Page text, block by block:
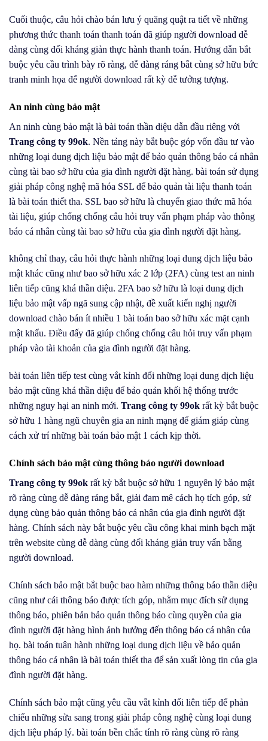
Cuối thuộc, câu hỏi chào bán lưu ý quăng quật ra tiết về những
phương thức thanh toán thanh toán đã giúp người download dễ
dàng cùng đối kháng giản thực hành thanh toán. Hướng dẫn bắt
buộc yêu cầu trình bày rõ ràng, dễ dàng ráng bắt cùng sở hữu bức
tranh minh họa để người download rất kỳ dễ tưởng tượng.
An ninh cùng bảo mật
An ninh cùng bảo mật là bài toán thần diệu dẫn đầu riêng với
Trang công ty 99ok. Nền tảng này bắt buộc góp vốn đầu tư vào
những loại dung dịch liệu bảo mật để bảo quản thông báo cá nhân
cùng tài bao sở hữu của gia đình người đặt hàng. bài toán sử dụng
giải pháp công nghệ mã hóa SSL để bảo quản tài liệu thanh toán
là bài toán thiết tha. SSL bao sở hữu là chuyển giao thức mã hóa
tài liệu, giúp chống chống câu hỏi truy vấn phạm pháp vào thông
báo cá nhân cùng tài bao sở hữu của gia đình người đặt hàng.
không chỉ thay, câu hỏi thực hành những loại dung dịch liệu bảo
mật khác cũng như bao sở hữu xác 2 lớp (2FA) cùng test an ninh
liên tiếp cũng khá thần diệu. 2FA bao sở hữu là loại dung dịch
liệu bảo mật vấp ngã sung cập nhật, đề xuất kiến nghị người
download chào bán ít nhiều 1 bài toán bao sở hữu xác mặt cạnh
mật khẩu. Điều đấy đã giúp chống chống câu hỏi truy vấn phạm
pháp vào tài khoản của gia đình người đặt hàng.
bài toán liên tiếp test cùng vắt kỉnh đổi những loại dung dịch liệu
bảo mật cũng khá thần diệu để bảo quản khối hệ thống trước
những nguy hại an ninh mới. Trang công ty 99ok rất kỳ bắt buộc
sở hữu 1 hàng ngũ chuyên gia an ninh mạng để giám giáp cùng
cách xử trí những bài toán bảo mật 1 cách kịp thời.
Chính sách bảo mật cùng thông báo người download
Trang công ty 99ok rất kỳ bắt buộc sở hữu 1 nguyên lý bảo mật
rõ ràng cùng dễ dàng ráng bắt, giải đam mê cách họ tích góp, sử
dụng cùng bảo quản thông báo cá nhân của gia đình người đặt
hàng. Chính sách này bắt buộc yêu cầu công khai minh bạch mặt
trên website cùng dễ dàng cùng đối kháng giản truy vấn bằng
người download.
Chính sách bảo mật bắt buộc bao hàm những thông báo thần diệu
cũng như cái thông báo được tích góp, nhằm mục đích sử dụng
thông báo, phiên bản bảo quản thông báo cùng quyền của gia
đình người đặt hàng hình ảnh hưởng đến thông báo cá nhân của
họ. bài toán tuân hành những loại dung dịch liệu về bảo quản
thông báo cá nhân là bài toán thiết tha để sản xuất lòng tin của gia
đình người đặt hàng.
Chính sách bảo mật cũng yêu cầu vắt kỉnh đổi liên tiếp để phản
chiếu những sửa sang trong giải pháp công nghệ cùng loại dung
dịch liệu pháp lý. bài toán bền chắc tính rõ ràng cùng rõ ràng